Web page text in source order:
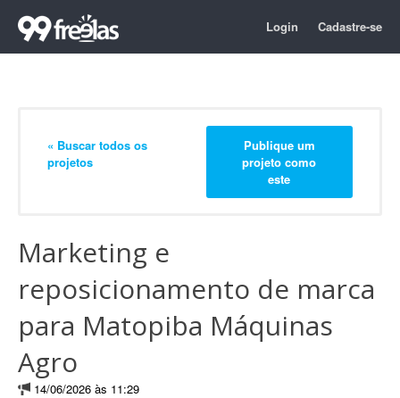
Login Cadastre-se
« Buscar todos os
projetos
Publique um
projeto como
este
Marketing e
reposicionamento de marca
para Matopiba Máquinas
Agro
14/06/2026 às 11:29